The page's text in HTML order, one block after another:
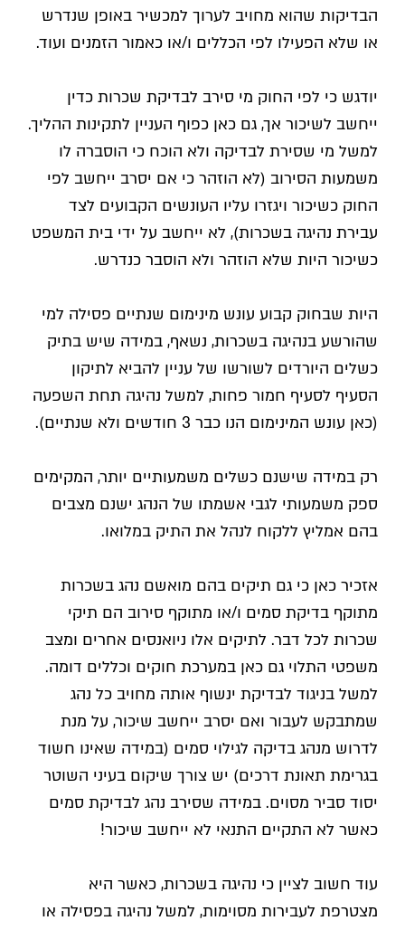
הבדיקות שהוא מחויב לערוך למכשיר באופן שנדרש
או שלא הפעילו לפי הכללים ו/או כאמור הזמנים ועוד.
יודגש כי לפי החוק מי סירב לבדיקת שכרות כדין
ייחשב לשיכור אך, גם כאן כפוף העניין לתקינות ההליך.
למשל מי שסירת לבדיקה ולא הוכח כי הוסברה לו
משמעות הסירוב (לא הוזהר כי אם יסרב ייחשב לפי
החוק כשיכור ויגזרו עליו העונשים הקבועים לצד
עבירת נהיגה בשכרות), לא ייחשב על ידי בית המשפט
כשיכור היות שלא הוזהר ולא הוסבר כנדרש.
היות שבחוק קבוע עונש מינימום שנתיים פסילה למי
שהורשע בנהיגה בשכרות, נשאף, במידה שיש בתיק
כשלים היורדים לשורשו של עניין להביא לתיקון
הסעיף לסעיף חמור פחות, למשל נהיגה תחת השפעה
(כאן עונש המינימום הנו כבר 3 חודשים ולא שנתיים).
רק במידה שישנם כשלים משמעותיים יותר, המקימים
ספק משמעותי לגבי אשמתו של הנהג ישנם מצבים
בהם אמליץ ללקוח לנהל את התיק במלואו.
אזכיר כאן כי גם תיקים בהם מואשם נהג בשכרות
מתוקף בדיקת סמים ו/או מתוקף סירוב הם תיקי
שכרות לכל דבר. לתיקים אלו ניואנסים אחרים ומצב
משפטי התלוי גם כאן במערכת חוקים וכללים דומה.
למשל בניגוד לבדיקת ינשוף אותה מחויב כל נהג
שמתבקש לעבור ואם יסרב ייחשב שיכור, על מנת
לדרוש מנהג בדיקה לגילוי סמים (במידה שאינו חשוד
בגרימת תאונת דרכים) יש צורך שיקום בעיני השוטר
יסוד סביר מסוים. במידה שסירב נהג לבדיקת סמים
כאשר לא התקיים התנאי לא ייחשב שיכור!
עוד חשוב לציין כי נהיגה בשכרות, כאשר היא
מצטרפת לעבירות מסוימות, למשל נהיגה בפסילה או